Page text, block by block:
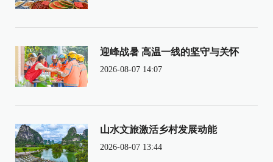
迎峰战暑 高温一线的坚守与关怀
2026-08-07 14:07
山水文旅激活乡村发展动能
2026-08-07 13:44